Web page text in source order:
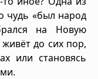
чудь «был народ
на Новую
до сих пор,
или становясь